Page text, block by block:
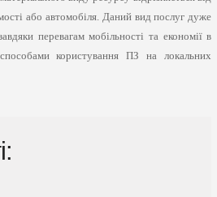
або автомобіля. Даний вид послуг дуже
перевагам мобільності та економії в
користування ПЗ на локальних